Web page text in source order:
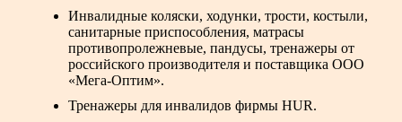
Инвалидные коляски, ходунки, трости, костыли,
санитарные приспособления, матрасы
противопролежневые, пандусы, тренажеры от
российского производителя и поставщика ООО
«Мега-Оптим».
Тренажеры для инвалидов фирмы HUR.